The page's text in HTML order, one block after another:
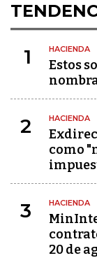
1 HACIENDA
Estos
2 HACIENDA
como
3 HACIENDA
20 de